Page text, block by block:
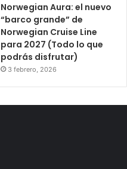
Norwegian Aura: el nuevo
“barco grande” de
Norwegian Cruise Line
para 2027 (Todo lo que
podrás disfrutar)
3 febrero, 2026